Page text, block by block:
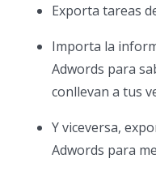
Exporta tareas
Importa la
Adwords para
conllevan a tus
Y viceversa,
Adwords para